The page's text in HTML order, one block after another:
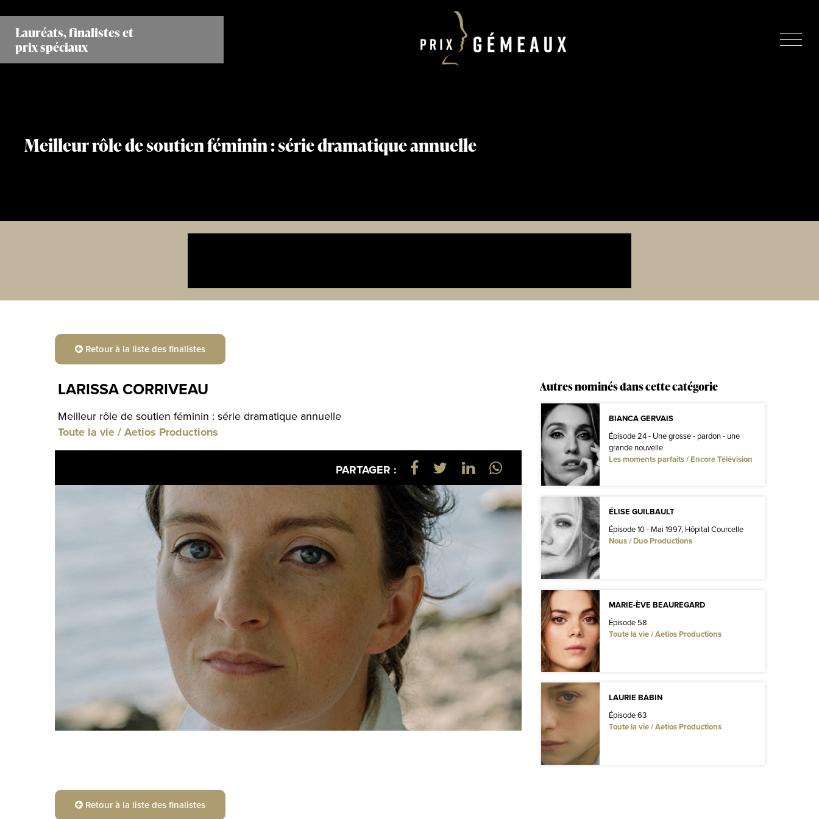
contenu
principal
Lauréats, finalistes et
prix spéciaux
Meilleur rôle de soutien féminin : série dramatique annuelle
Retour à la liste des finalistes
LARISSA CORRIVEAU
Meilleur rôle de soutien féminin : série dramatique annuelle
Toute la vie / Aetios Productions
PARTAGER :
Autres nominés dans cette catégorie
BIANCA GERVAIS
Épisode 24 - Une grosse - pardon - une
grande nouvelle
Les moments parfaits / Encore Télévision
ÉLISE GUILBAULT
Épisode 10 - Mai 1997, Hôpital Courcelle
Nous / Duo Productions
MARIE-ÈVE BEAUREGARD
Épisode 58
Toute la vie / Aetios Productions
LAURIE BABIN
Épisode 63
Toute la vie / Aetios Productions
Retour à la liste des finalistes